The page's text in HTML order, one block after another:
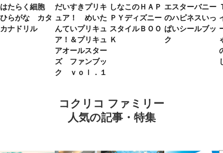
はたらく細胞
ひらがな カタ
カナドリル
だいすきプリキ
ュア！ めいた
んていプリキュ
ア！＆プリキュ
アオールスター
ズ ファンブッ
ク ｖｏｌ．１
しなこのＨＡＰ
ＰＹディズニー
スタイルＢＯＯ
Ｋ
エスターバニー
のハピネスいっ
ぱいシールブッ
ク
コクリコ ファミリー
人気の記事・特集